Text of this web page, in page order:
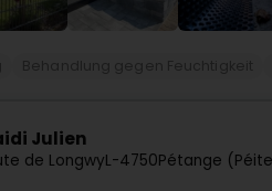
Julien
de LongwyL-4750Pétange